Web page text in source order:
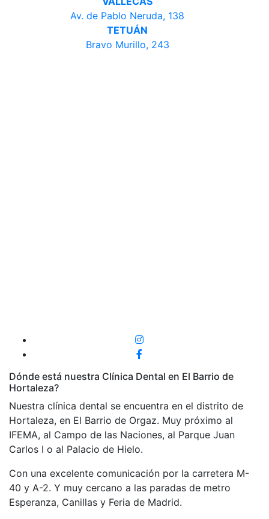
Av. de Pablo Neruda, 138
TETUÁN
Bravo Murillo, 243
Dónde está nuestra Clínica Dental en El Barrio de
Hortaleza?
Nuestra clínica dental se encuentra en el distrito de
Hortaleza, en El Barrio de Orgaz. Muy próximo al
IFEMA, al Campo de las Naciones, al Parque Juan
Carlos I o al Palacio de Hielo.
Con una excelente comunicación por la carretera M-
40 y A-2. Y muy cercano a las paradas de metro
Esperanza, Canillas y Feria de Madrid.